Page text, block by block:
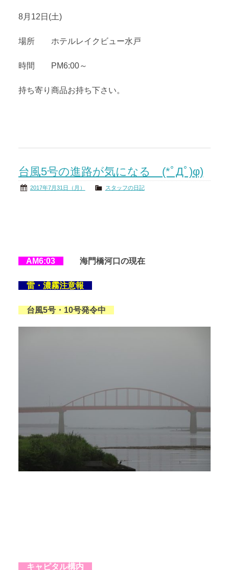
8月12日(土)
場所 ホテルレイクビュー水戸
時間 PM6:00～
持ち寄り商品お持ち下さい。
台風5号の進路が気になる (*ﾟДﾟ)φ)
2017年7月31日（月） スタッフの日記
AM6:03 海門橋河口の現在
雷・濃霧注意報
台風5号・10号発令中
キャピタル構内